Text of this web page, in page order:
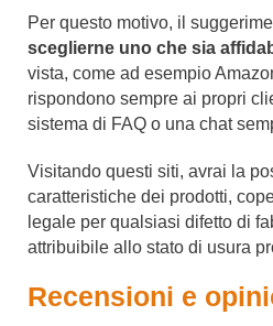
Per questo motivo, il
sceglierne uno che sia
vista, come ad esempio
rispondono sempre ai propri
sistema di FAQ o una chat
Visitando questi siti, avrai la
caratteristiche dei prodotti,
legale per qualsiasi difetto di
attribuibile allo stato di usura
Recensioni e